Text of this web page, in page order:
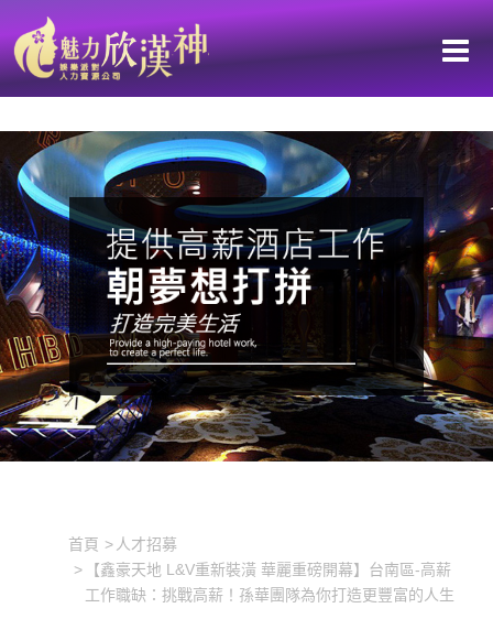
薪！孫華團隊為你打造更豐富的人生
首頁
人才招募
【鑫豪天地 L&V重新裝潢 華麗重磅開幕】台南區-高薪
工作職缺：挑戰高薪！孫華團隊為你打造更豐富的人生